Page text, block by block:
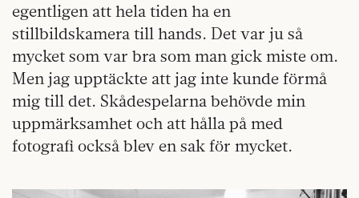
egentligen att hela tiden ha en
stillbildskamera till hands. Det var ju så
mycket som var bra som man gick miste om.
Men jag upptäckte att jag inte kunde förmå
mig till det. Skådespelarna behövde min
uppmärksamhet och att hålla på med
fotografi också blev en sak för mycket.